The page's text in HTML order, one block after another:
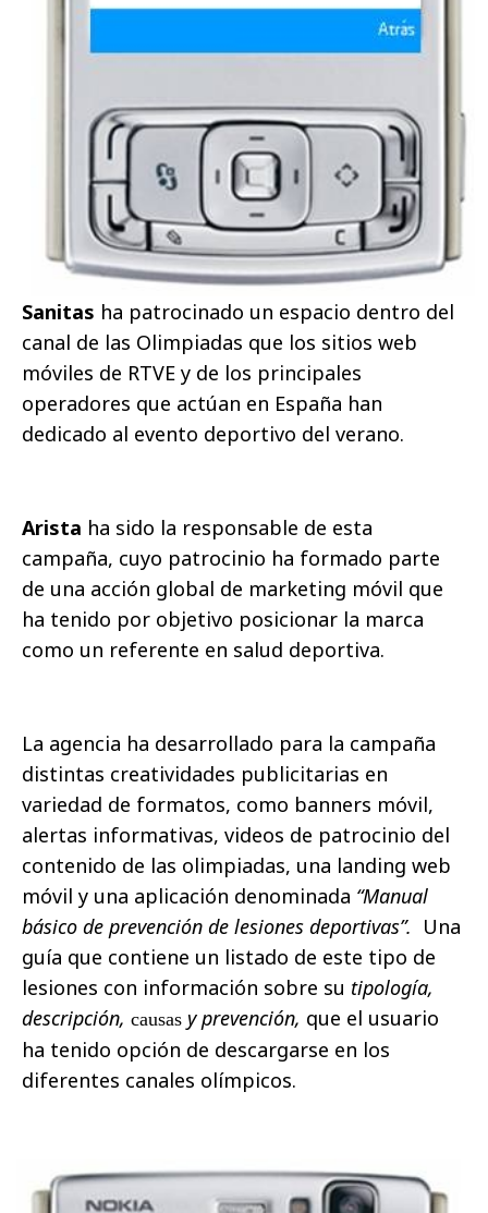
Sanitas ha patrocinado un espacio dentro del
canal de las Olimpiadas que los sitios web
móviles de RTVE y de los principales
operadores que actúan en España han
dedicado al evento deportivo del verano.
Arista ha sido la responsable de esta
campaña, cuyo patrocinio ha formado parte
de una acción global de marketing móvil que
ha tenido por objetivo posicionar la marca
como un referente en salud deportiva.
La agencia ha desarrollado para la campaña
distintas creatividades publicitarias en
variedad de formatos, como banners móvil,
alertas informativas, videos de patrocinio del
contenido de las olimpiadas, una landing web
móvil y una aplicación denominada “Manual
básico de prevención de lesiones deportivas”. Una
guía que contiene un listado de este tipo de
lesiones con información sobre su tipología,
descripción, causas yprevención, que el usuario
ha tenido opción de descargarse en los
diferentes canales olímpicos.